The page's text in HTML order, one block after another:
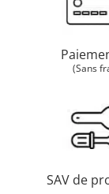
(Sans
SAV de